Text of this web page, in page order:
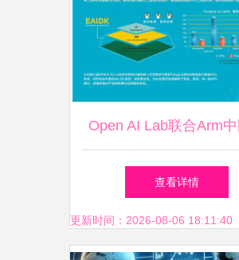
Open AI Lab联合Arm中
瑞芯微发布EAIDK 加速
智能应用软件开发新篇
查看详情
更新时间：2026-08-06 18:11:40